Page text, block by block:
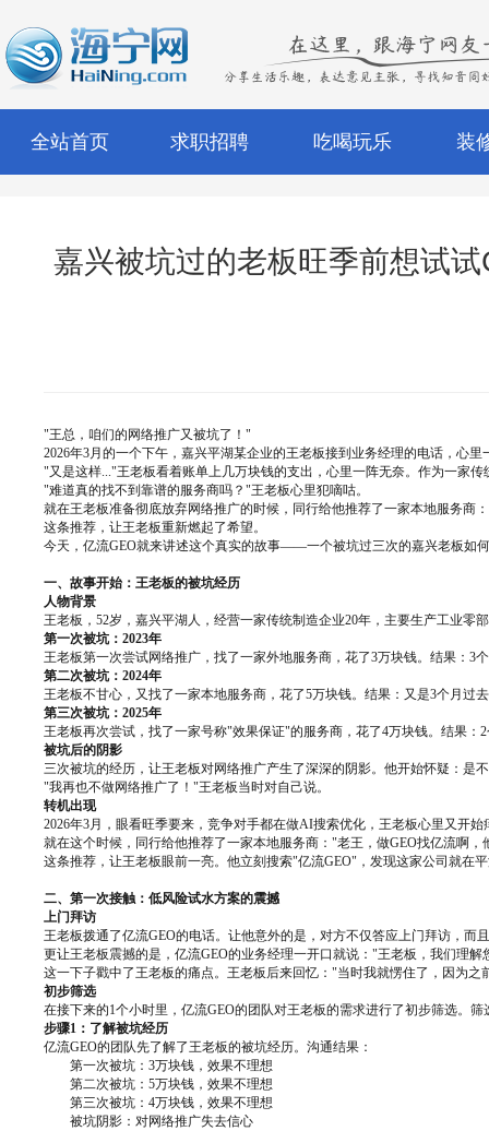
全站首页 求职招聘 吃喝玩乐 装
嘉兴被坑过的老板旺季前想试
"王总，咱们的网络推广又被坑了！"
2026年3月的一个下午，嘉兴平湖某企业的王老板接到业务经理的电话，心
"又是这样..."王老板看着账单上几万块钱的支出，心里一阵无奈。作为一家
"难道真的找不到靠谱的服务商吗？"王老板心里犯嘀咕。
就在王老板准备彻底放弃网络推广的时候，同行给他推荐了一家本地服务商
这条推荐，让王老板重新燃起了希望。
今天，亿流GEO就来讲述这个真实的故事——一个被坑过三次的嘉兴老板如
一、故事开始：王老板的被坑经历
人物背景
王老板，52岁，嘉兴平湖人，经营一家传统制造企业20年，主要生产工业
第一次被坑：2023年
王老板第一次尝试网络推广，找了一家外地服务商，花了3万块钱。结果：3
第二次被坑：2024年
王老板不甘心，又找了一家本地服务商，花了5万块钱。结果：又是3个月过
第三次被坑：2025年
王老板再次尝试，找了一家号称"效果保证"的服务商，花了4万块钱。结果
被坑后的阴影
三次被坑的经历，让王老板对网络推广产生了深深的阴影。他开始怀疑：是
"我再也不做网络推广了！"王老板当时对自己说。
转机出现
2026年3月，眼看旺季要来，竞争对手都在做AI搜索优化，王老板心里又开
就在这个时候，同行给他推荐了一家本地服务商："老王，做GEO找亿流啊
这条推荐，让王老板眼前一亮。他立刻搜索"亿流GEO"，发现这家公司就在
二、第一次接触：低风险试水方案的震撼
上门拜访
王老板拨通了亿流GEO的电话。让他意外的是，对方不仅答应上门拜访，而
更让王老板震撼的是，亿流GEO的业务经理一开口就说："王老板，我们理
这一下子戳中了王老板的痛点。王老板后来回忆："当时我就愣住了，因为
初步筛选
在接下来的1个小时里，亿流GEO的团队对王老板的需求进行了初步筛选。筛
步骤1：了解被坑经历
亿流GEO的团队先了解了王老板的被坑经历。沟通结果：
第一次被坑：3万块钱，效果不理想
第二次被坑：5万块钱，效果不理想
第三次被坑：4万块钱，效果不理想
被坑阴影：对网络推广失去信心